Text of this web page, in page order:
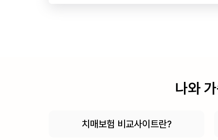
나와
치매보험 비교사이트란?